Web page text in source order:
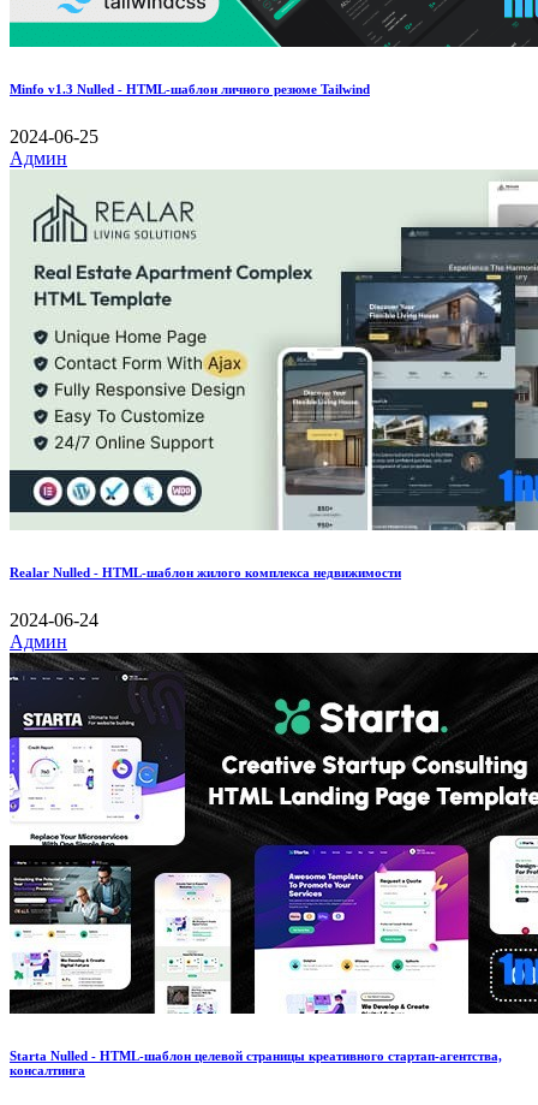
Minfo v1.3 Nulled - HTML-шаблон личного резюме Tailwind
2024-06-25
Админ
Realar Nulled - HTML-шаблон жилого комплекса недвижимости
2024-06-24
Админ
Starta Nulled - HTML-шаблон целевой страницы креативного стартап-агентства,
консалтинга